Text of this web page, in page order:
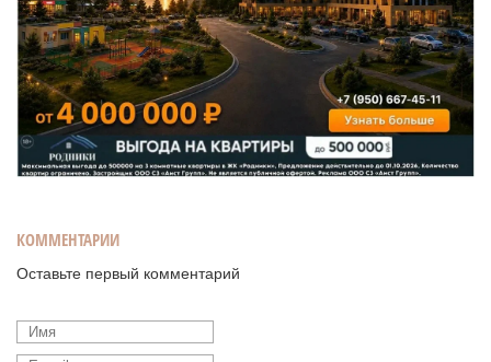
КОММЕНТАРИИ
Оставьте первый комментарий